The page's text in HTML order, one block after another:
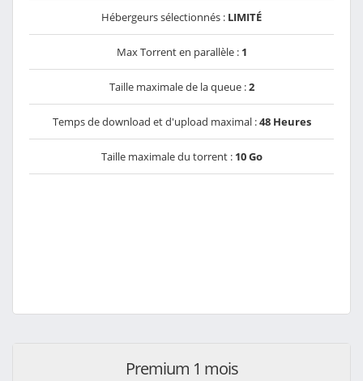
Hébergeurs sélectionnés : LIMITÉ
Max Torrent en parallèle : 1
Taille maximale de la queue :2
Temps de download et d'upload maximal :48 Heures
Taille maximale du torrent : 10 Go
Premium 1 mois